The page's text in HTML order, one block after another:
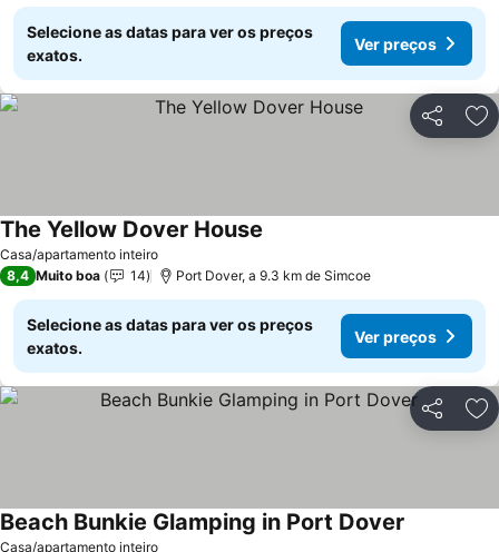
Selecione as datas para ver os preços
exatos.
Ver preços
Partilhar
Casa/apartamento inteiro
The Yellow Dover House
8,4 Muito boa 14 Port Dover, a 9.3 km de Simcoe
Selecione as datas para ver os preços
exatos.
Ver preços
Partilhar
Casa/apartamento inteiro
Beach Bunkie Glamping in Port Dover